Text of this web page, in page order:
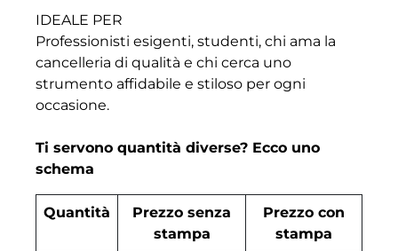
IDEALE PER
Professionisti esigenti, studenti, chi ama la
cancelleria di qualità e chi cerca uno
strumento affidabile e stiloso per ogni
occasione.
Ti servono quantità diverse? Ecco uno
schema
Quantità
Prezzo senza
stampa
Prezzo con
stampa